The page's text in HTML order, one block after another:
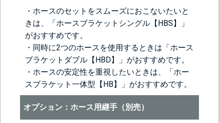
・ホースのセットをスムーズにおこないたいと
きは、「ホースブラケットシングル【HBS】」
がおすすめです。
・同時に2つのホースを使用するときは「ホース
ブラケットダブル【HBD】」がおすすめです。
・ホースの安定性を重視したいときは、「ホー
スブラケット一体型【HB】」がおすすめです。
オプション：ホース用継手（別売）